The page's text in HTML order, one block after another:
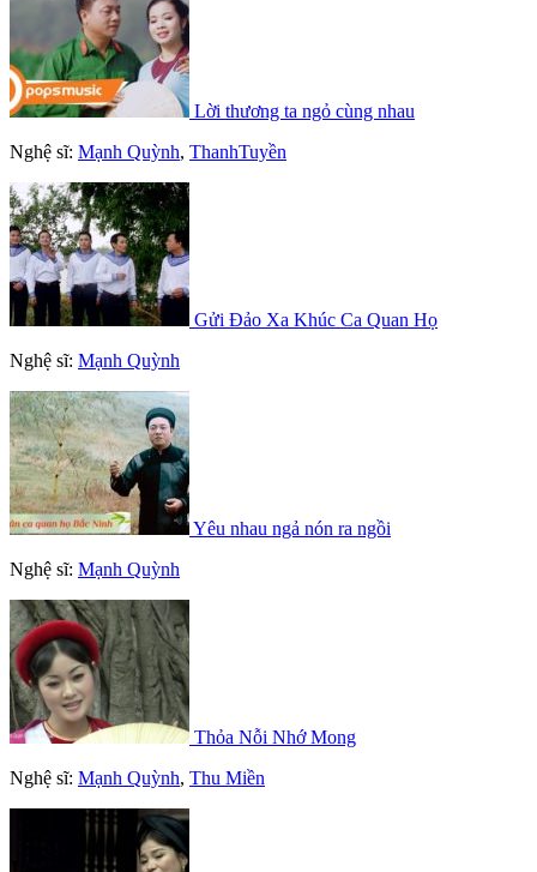
Lời thương ta ngỏ cùng nhau
Nghệ sĩ: Mạnh Quỳnh, ThanhTuyền
Gửi Đảo Xa Khúc Ca Quan Họ
Nghệ sĩ: Mạnh Quỳnh
Yêu nhau ngả nón ra ngồi
Nghệ sĩ: Mạnh Quỳnh
Thỏa Nỗi Nhớ Mong
Nghệ sĩ: Mạnh Quỳnh, Thu Miền